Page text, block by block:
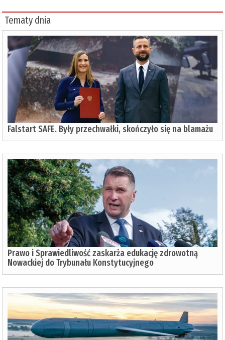
Tematy dnia
Falstart SAFE. Były przechwałki, skończyło się na blamażu
Prawo i Sprawiedliwość zaskarża edukację zdrowotną
Nowackiej do Trybunału Konstytucyjnego